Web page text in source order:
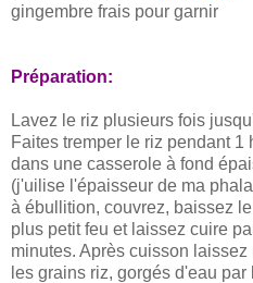
gingembre frais pour garnir
Préparation:
Lavez le riz plusieurs fois
Faites tremper le riz pendant 1
dans une casserole à fond
(j'uilise l'épaisseur de ma
à ébullition, couvrez, baissez
plus petit feu et laissez cuire
minutes. Après cuisson
les grains riz, gorgés d'eau